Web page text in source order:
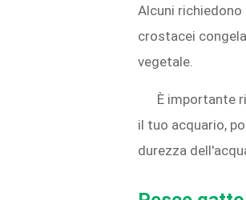
Alcuni
crostacei
vegetale.
È importante
il tuo acquario,
durezza